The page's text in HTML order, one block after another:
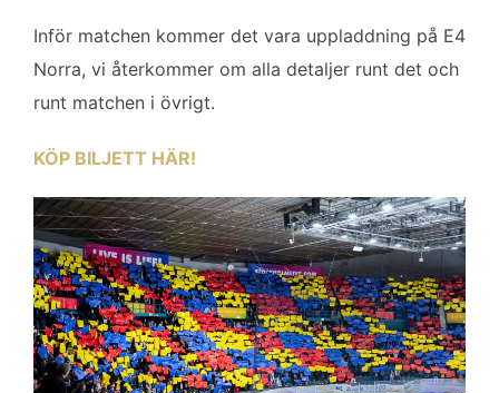
Inför matchen kommer det vara uppladdning på E4
Norra, vi återkommer om alla detaljer runt det och
runt matchen i övrigt.
KÖP BILJETT HÄR!